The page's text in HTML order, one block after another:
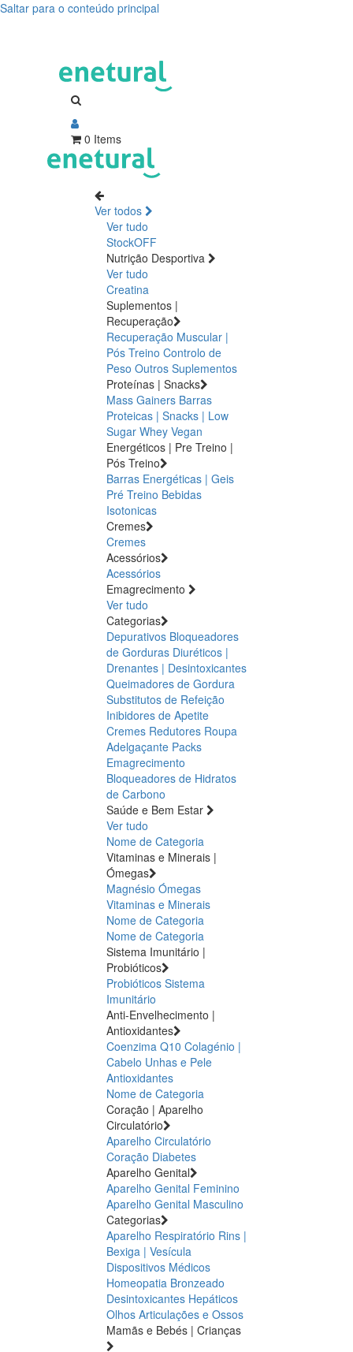
Saltar para o conteúdo principal
0 Items
Ver todos
Ver tudo
StockOFF
Nutrição Desportiva
Ver tudo
Creatina
Suplementos |
Recuperação
Recuperação Muscular |
Pós Treino Controlo de
Peso Outros Suplementos
Proteínas | Snacks
Mass Gainers Barras
Proteicas | Snacks | Low
Sugar Whey Vegan
Energéticos | Pre Treino |
Pós Treino
Barras Energéticas | Geis
Pré Treino Bebidas
Isotonicas
Cremes
Cremes
Acessórios
Acessórios
Emagrecimento
Ver tudo
Categorias
Depurativos Bloqueadores
de Gorduras Diuréticos |
Drenantes | Desintoxicantes
Queimadores de Gordura
Substitutos de Refeição
Inibidores de Apetite
Cremes Redutores Roupa
Adelgaçante Packs
Emagrecimento
Bloqueadores de Hidratos
de Carbono
Saúde e Bem Estar
Ver tudo
Nome de Categoria
Vitaminas e Minerais |
Ómegas
Magnésio Ómegas
Vitaminas e Minerais
Nome de Categoria
Nome de Categoria
Sistema Imunitário |
Probióticos
Probióticos Sistema
Imunitário
Anti-Envelhecimento |
Antioxidantes
Coenzima Q10 Colagénio |
Cabelo Unhas e Pele
Antioxidantes
Nome de Categoria
Coração | Aparelho
Circulatório
Aparelho Circulatório
Coração Diabetes
Aparelho Genital
Aparelho Genital Feminino
Aparelho Genital Masculino
Categorias
Aparelho Respiratório Rins |
Bexiga | Vesícula
Dispositivos Médicos
Homeopatia Bronzeado
Desintoxicantes Hepáticos
Olhos Articulações e Ossos
Mamãs e Bebés | Crianças